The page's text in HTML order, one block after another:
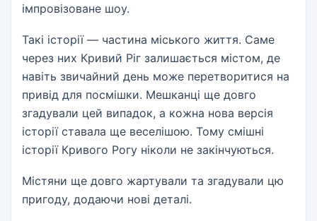
імпровізоване шоу.
Такі історії — частина міського життя. Саме
через них Кривий Ріг залишається містом, де
навіть звичайний день може перетворитися на
привід для посмішки. Мешканці ще довго
згадували цей випадок, а кожна нова версія
історії ставала ще веселішою. Тому смішні
історії Кривого Рогу ніколи не закінчуються.
Містяни ще довго жартували та згадували цю
пригоду, додаючи нові деталі.